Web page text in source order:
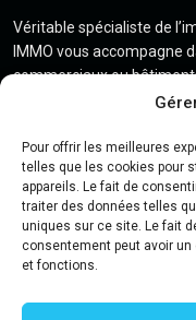
Pour offrir les meilleures
telles que les cookies pour
appareils. Le fait de
traiter des données telles
uniques sur ce site. Le fait
consentement peut avoir
et fonctions.
Véritable spécialiste de
IMMO vous accompagne
commerciaux ou
et mettons tout en œuvre
Contact
02 41 29 16 14